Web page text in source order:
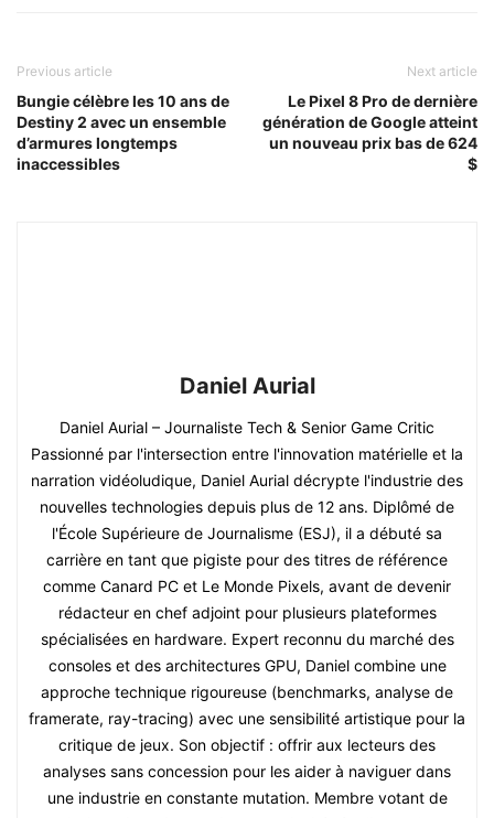
Previous article
Bungie célèbre les 10 ans de
Destiny 2 avec un ensemble
d’armures longtemps
inaccessibles
Next article
Le Pixel 8 Pro de dernière
génération de Google atteint
un nouveau prix bas de 624
$
Daniel Aurial
Daniel Aurial – Journaliste Tech & Senior Game Critic
Passionné par l'intersection entre l'innovation matérielle et la
narration vidéoludique, Daniel Aurial décrypte l'industrie des
nouvelles technologies depuis plus de 12 ans. Diplômé de
l'École Supérieure de Journalisme (ESJ), il a débuté sa
carrière en tant que pigiste pour des titres de référence
comme Canard PC et Le Monde Pixels, avant de devenir
rédacteur en chef adjoint pour plusieurs plateformes
spécialisées en hardware. Expert reconnu du marché des
consoles et des architectures GPU, Daniel combine une
approche technique rigoureuse (benchmarks, analyse de
framerate, ray-tracing) avec une sensibilité artistique pour la
critique de jeux. Son objectif : offrir aux lecteurs des
analyses sans concession pour les aider à naviguer dans
une industrie en constante mutation. Membre votant de